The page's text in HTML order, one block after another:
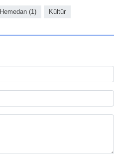
Hemedan (1) Kültür